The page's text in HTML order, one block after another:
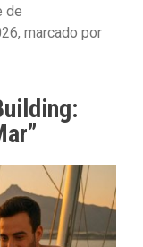
de
marcado por